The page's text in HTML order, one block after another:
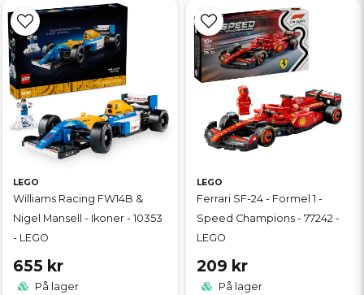
LEGO
Williams Racing FW14B &
Nigel Mansell - Ikoner - 10353
- LEGO
655 kr
På lager
LEGO
Ferrari SF-24 - Formel 1 -
Speed Champions - 77242 -
LEGO
209 kr
På lager